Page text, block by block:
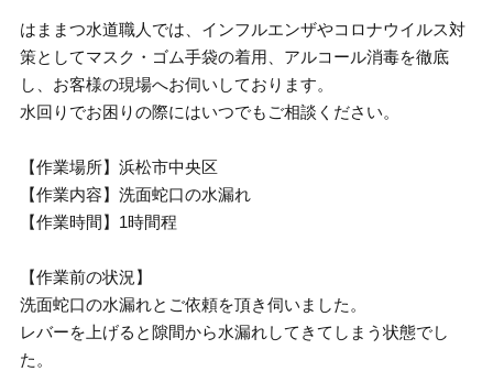
はままつ水道職人では、インフルエンザやコロナウイルス対
策としてマスク・ゴム手袋の着用、アルコール消毒を徹底
し、お客様の現場へお伺いしております。
水回りでお困りの際にはいつでもご相談ください。
【作業場所】浜松市中央区
【作業内容】洗面蛇口の水漏れ
【作業時間】1時間程
【作業前の状況】
洗面蛇口の水漏れとご依頼を頂き伺いました。
レバーを上げると隙間から水漏れしてきてしまう状態でし
た。